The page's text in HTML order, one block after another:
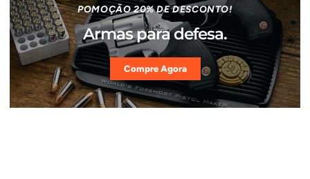
POMOÇÃO 20% DE DESCONTO!
Armas para defesa.
Compre Agora